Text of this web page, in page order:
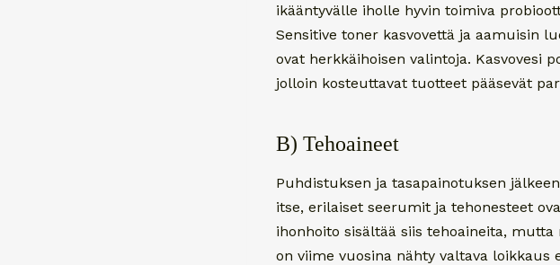
ikääntyvälle iholle hyvin toimiva
Sensitive toner kasvovettä ja aamuisin
ovat herkkäihoisen valintoja. Kasvovesi
jolloin kosteuttavat tuotteet pääsevät
B) Tehoaineet
Puhdistuksen ja tasapainotuksen
itse, erilaiset seerumit ja tehonesteet
ihonhoito sisältää siis tehoaineita,
on viime vuosina nähty valtava loikkaus